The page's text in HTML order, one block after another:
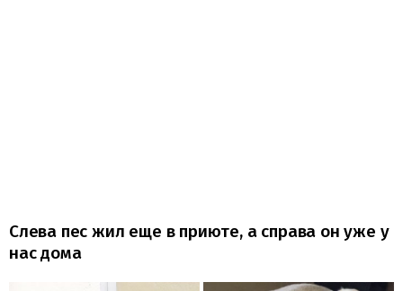
Слева пес жил еще в приюте, а справа он уже у
нас дома